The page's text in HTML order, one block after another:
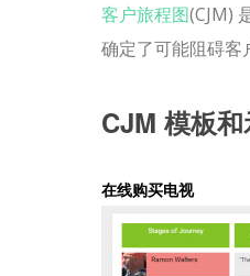
客户旅程图(CJM)
确定了可能阻碍客
CJM 模板
在线购买电视